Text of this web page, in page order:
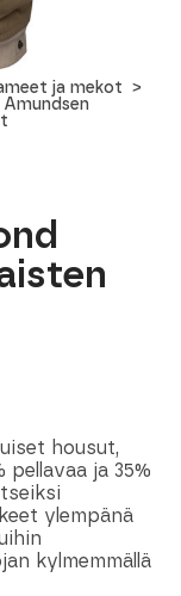
ja mekot
Amundsen
housut,
ja 35%
ylempänä
kylmemmällä